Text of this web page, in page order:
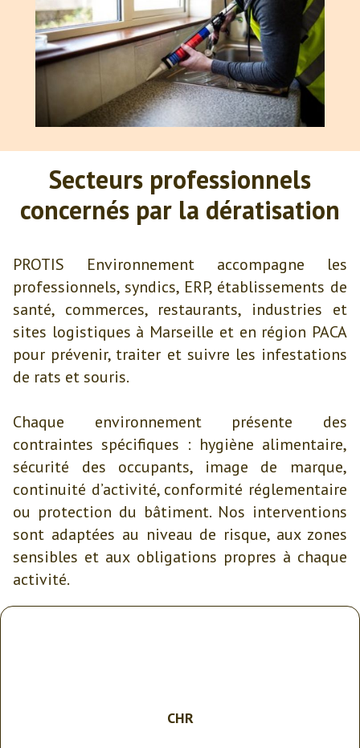
Secteurs professionnels
concernés par la dératisation
PROTIS Environnement accompagne les
professionnels, syndics, ERP, établissements de
santé, commerces, restaurants, industries et
sites logistiques à Marseille et en région PACA
pour prévenir, traiter et suivre les infestations
de rats et souris.
Chaque environnement présente des
contraintes spécifiques : hygiène alimentaire,
sécurité des occupants, image de marque,
continuité d’activité, conformité réglementaire
ou protection du bâtiment. Nos interventions
sont adaptées au niveau de risque, aux zones
sensibles et aux obligations propres à chaque
activité.
CHR